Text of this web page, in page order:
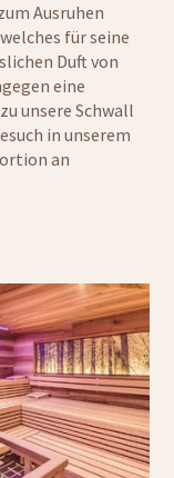
Ausruhen
für seine
Duft von
eine
unsere Schwall
in unserem
an